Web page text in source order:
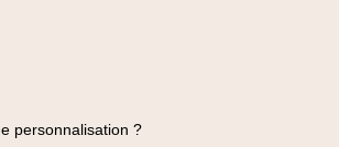
personnalisation ?